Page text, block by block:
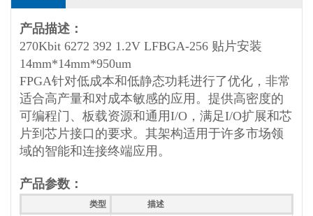
产品描述：
270Kbit 6272 392 1.2V LFBGA-256 贴片安装
14mm*14mm*950um
FPGA针对低成本和低静态功耗进行了优化，非常
适合高产量和对成本敏感的应用。提供高密度的
可编程门、板载资源和通用I/O，满足I/O扩展和芯
片到芯片接口的要求。其架构适用于许多市场领
域的智能和连接终端应用。
产品参数：
类型 描述